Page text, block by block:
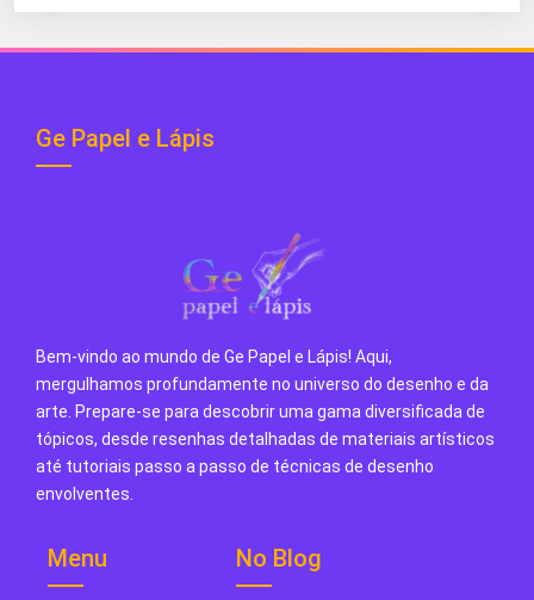
Blog
Ge Papel e Lápis
Bem-vindo ao mundo de Ge Papel e Lápis! Aqui,
mergulhamos profundamente no universo do desenho e da
arte. Prepare-se para descobrir uma gama diversificada de
tópicos, desde resenhas detalhadas de materiais artísticos
até tutoriais passo a passo de técnicas de desenho
envolventes.
Menu No Blog